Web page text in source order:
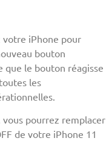
iPhone pour
bouton
que le bouton réagisse
les
vous pourrez remplacer
de votre iPhone 11